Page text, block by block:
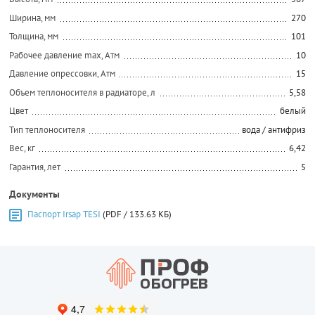
Ширина, мм
270
Толщина, мм
101
Рабочее давление max, Атм
10
Давление опрессовки, Атм
15
Объем теплоносителя в радиаторе, л
5,58
Цвет
белый
Тип теплоносителя
вода / антифриз
Вес, кг
6,42
Гарантия, лет
5
Документы
Паспорт Irsap TESI (PDF / 133.63 КБ)